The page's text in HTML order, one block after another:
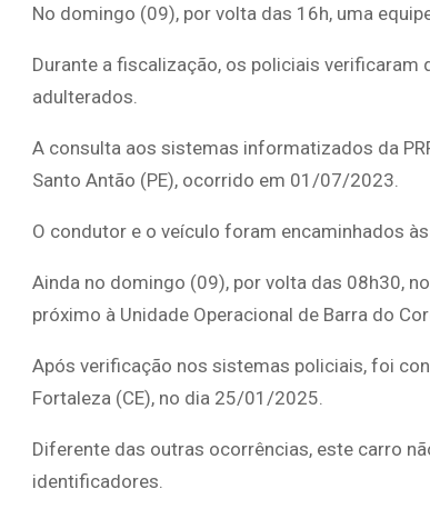
No domingo (09), por volta das 16h, uma
Durante a fiscalização, os policiais
adulterados.
A consulta aos sistemas informatizados da
Santo Antão (PE), ocorrido em 01/07/2023.
O condutor e o veículo foram encaminhados
Ainda no domingo (09), por volta das 08h30,
próximo à Unidade Operacional de Barra do
Após verificação nos sistemas policiais, foi
Fortaleza (CE), no dia 25/01/2025.
Diferente das outras ocorrências, este carro
identificadores.